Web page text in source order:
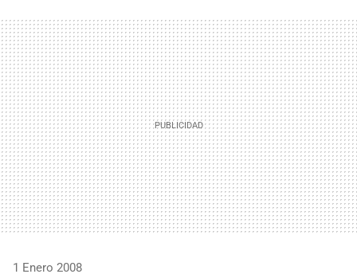
MAIL
1 Enero 2008